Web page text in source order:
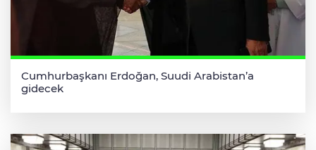
Cumhurbaşkanı Erdoğan, Suudi Arabistan’a
gidecek